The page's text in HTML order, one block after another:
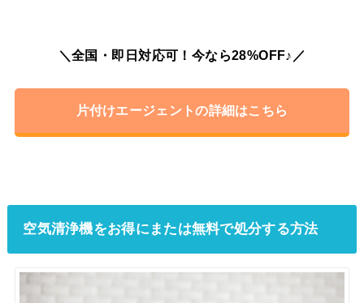
＼全国・即日対応可！今なら28%OFF♪／
片付けエージェントの詳細はこちら
空気清浄機をお得にまたは無料で処分する方法